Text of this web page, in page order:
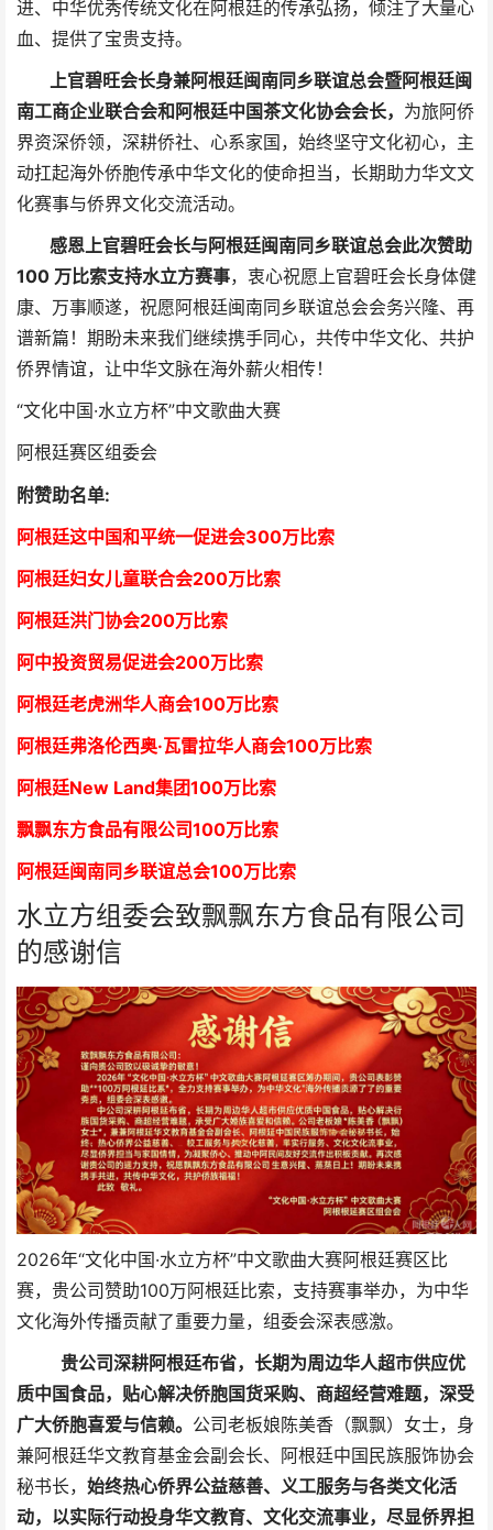
进、中华优秀传统文化在阿根廷的传承弘扬，倾注了大量心
血、提供了宝贵支持。
上官碧旺会长身兼阿根廷闽南同乡联谊总会暨阿根廷闽
南工商企业联合会和阿根廷中国茶文化协会会长， 为旅阿侨
界资深侨领，深耕侨社、心系家国，始终坚守文化初心，主
动扛起海外侨胞传承中华文化的使命担当，长期助力华文文
化赛事与侨界文化交流活动。
感恩上官碧旺会长与阿根廷闽南同乡联谊总会此次赞助
100 万比索支持水立方赛事，衷心祝愿上官碧旺会长身体健
康、万事顺遂，祝愿阿根廷闽南同乡联谊总会会务兴隆、再
谱新篇！期盼未来我们继续携手同心，共传中华文化、共护
侨界情谊，让中华文脉在海外薪火相传！
“文化中国·水立方杯”中文歌曲大赛
阿根廷赛区组委会
附赞助名单:
阿根廷这中国和平统一促进会300万比索
阿根廷妇女儿童联合会200万比索
阿根廷洪门协会200万比索
阿中投资贸易促进会200万比索
阿根廷老虎洲华人商会100万比索
阿根廷弗洛伦西奥·瓦雷拉华人商会100万比索
阿根廷New Land集团100万比索
飘飘东方食品有限公司100万比索
阿根廷闽南同乡联谊总会100万比索
水立方组委会致飘飘东方食品有限公司
的感谢信
2026年“文化中国·水立方杯”中文歌曲大赛阿根廷赛区比
赛，贵公司赞助100万阿根廷比索，支持赛事举办，为中华
文化海外传播贡献了重要力量，组委会深表感激。
贵公司深耕阿根廷布省，长期为周边华人超市供应优
质中国食品，贴心解决侨胞国货采购、商超经营难题，深受
广大侨胞喜爱与信赖。 公司老板娘陈美香（飘飘）女士，身
兼阿根廷华文教育基金会副会长、阿根廷中国民族服饰协会
秘书长， 始终热心侨界公益慈善、义工服务与各类文化活
动，以实际行动投身华文教育、文化交流事业，尽显侨界担